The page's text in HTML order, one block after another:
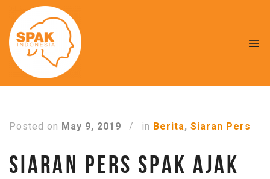
Posted on May 9, 2019 / in Berita, Siaran Pers
SIARAN PERS SPAK AJAK